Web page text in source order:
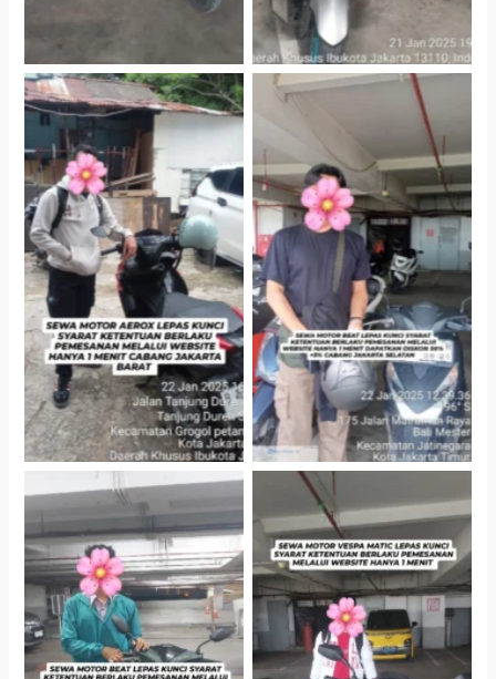
Cabang Jakarta Barat
Cityplaza Jatinegara
Gedung Parkir P6A
Cityplaza Jatinegara
Cityplaza Jatinegara